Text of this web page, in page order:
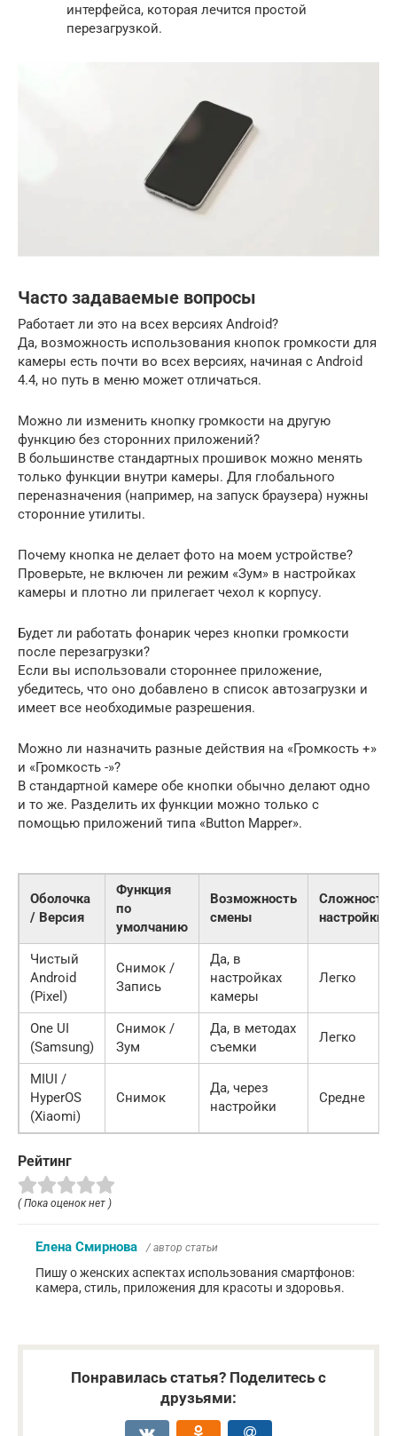
интерфейса, которая лечится простой
перезагрузкой.
Часто задаваемые вопросы
Работает ли это на всех версиях Android?
Да, возможность использования кнопок громкости для
камеры есть почти во всех версиях, начиная с Android
4.4, но путь в меню может отличаться.
Можно ли изменить кнопку громкости на другую
функцию без сторонних приложений?
В большинстве стандартных прошивок можно менять
только функции внутри камеры. Для глобального
переназначения (например, на запуск браузера) нужны
сторонние утилиты.
Почему кнопка не делает фото на моем устройстве?
Проверьте, не включен ли режим «Зум» в настройках
камеры и плотно ли прилегает чехол к корпусу.
Будет ли работать фонарик через кнопки громкости
после перезагрузки?
Если вы использовали стороннее приложение,
убедитесь, что оно добавлено в список автозагрузки и
имеет все необходимые разрешения.
Можно ли назначить разные действия на «Громкость +»
и «Громкость -»?
В стандартной камере обе кнопки обычно делают одно
и то же. Разделить их функции можно только с
помощью приложений типа «Button Mapper».
Оболочка
/ Версия
Функция
по
умолчанию
Возможность
смены
Сложность
настройки
Чистый
Android
(Pixel)
Снимок /
Запись
Да, в
настройках
камеры
Легко
One UI
(Samsung)
Снимок /
Зум
Да, в методах
съемки
Легко
MIUI /
HyperOS
(Xiaomi)
Снимок
Да, через
настройки
Средне
Рейтинг
( Пока оценок нет )
Елена Смирнова / автор статьи
Пишу о женских аспектах использования смартфонов:
камера, стиль, приложения для красоты и здоровья.
Понравилась статья? Поделитесь с
друзьями: